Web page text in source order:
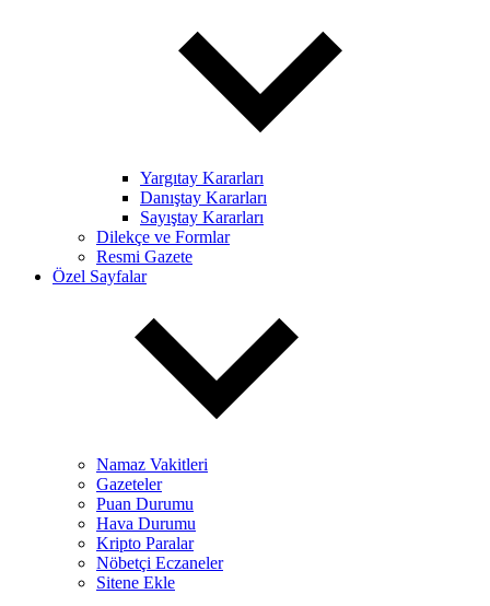
Yargıtay Kararları
Danıştay Kararları
Sayıştay Kararları
Dilekçe ve Formlar
Resmi Gazete
Özel Sayfalar
Namaz Vakitleri
Gazeteler
Puan Durumu
Hava Durumu
Kripto Paralar
Nöbetçi Eczaneler
Sitene Ekle